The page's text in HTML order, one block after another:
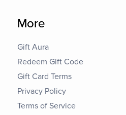
More
Gift Aura
Redeem Gift Code
Gift Card Terms
Privacy Policy
Terms of Service